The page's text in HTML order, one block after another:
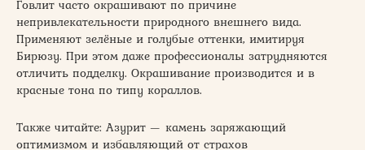
Говлит часто окрашивают по причине
непривлекательности природного внешнего вида.
Применяют зелёные и голубые оттенки, имитируя
Бирюзу. При этом даже профессионалы затрудняются
отличить подделку. Окрашивание производится и в
красные тона по типу кораллов.
Также читайте: Азурит — камень заряжающий
оптимизмом и избавляющий от страхов